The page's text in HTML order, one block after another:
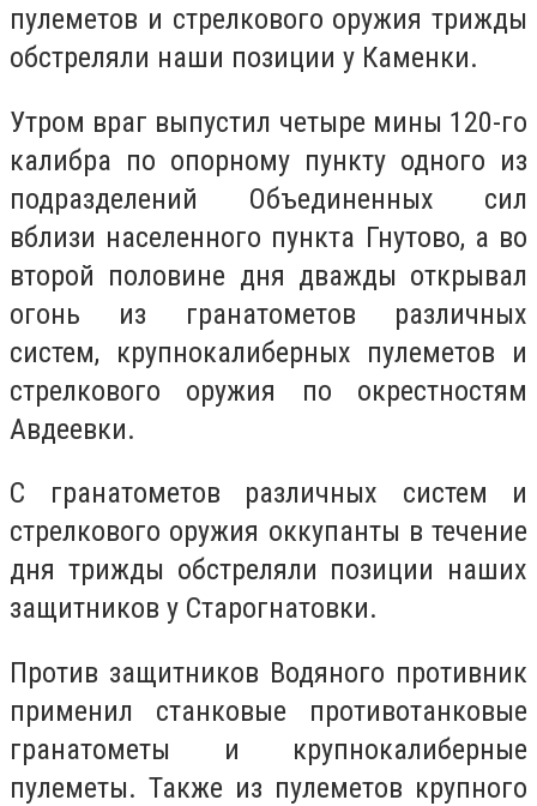
пулеметов и стрелкового оружия трижды
обстреляли наши позиции у Каменки.
Утром враг выпустил четыре мины 120-го
калибра по опорному пункту одного из
подразделений Объединенных сил
вблизи населенного пункта Гнутово, а во
второй половине дня дважды открывал
огонь из гранатометов различных
систем, крупнокалиберных пулеметов и
стрелкового оружия по окрестностям
Авдеевки.
С гранатометов различных систем и
стрелкового оружия оккупанты в течение
дня трижды обстреляли позиции наших
защитников у Старогнатовки.
Против защитников Водяного противник
применил станковые противотанковые
гранатометы и крупнокалиберные
пулеметы. Также из пулеметов крупного